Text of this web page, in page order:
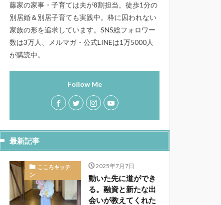
藤家の家事・子育ては夫が8割担当。徒歩1分の
別居婚＆別居子育ても実践中。枠に囚われない
家族の形を追求しています。SNS総フォロワー
数は3万人、メルマガ・公式LINEは1万5000人
が購読中。
Follow Me
最新記事
こころキッチ
ン
2025年7月7日
動いた先に道ができ
る。融資と新たな出
会いが教えてくれた